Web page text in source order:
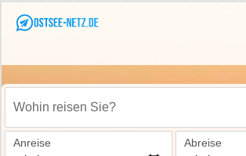
Wohin reisen Sie?
Anreise Abreise